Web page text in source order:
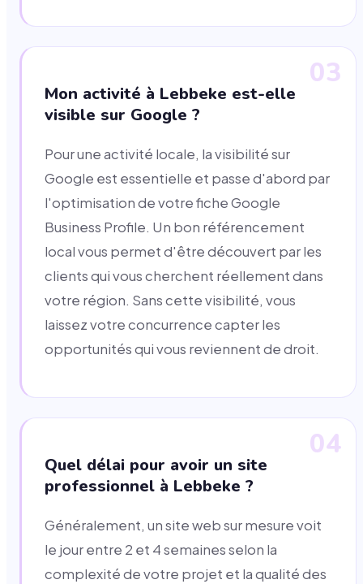
03
Mon activité à Lebbeke est-elle
visible sur Google ?
Pour une activité locale, la visibilité sur
Google est essentielle et passe d'abord par
l'optimisation de votre fiche Google
Business Profile. Un bon référencement
local vous permet d'être découvert par les
clients qui vous cherchent réellement dans
votre région. Sans cette visibilité, vous
laissez votre concurrence capter les
opportunités qui vous reviennent de droit.
04
Quel délai pour avoir un site
professionnel à Lebbeke ?
Généralement, un site web sur mesure voit
le jour entre 2 et 4 semaines selon la
complexité de votre projet et la qualité des